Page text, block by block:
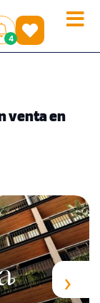
Toggle
4
()
venta en
›